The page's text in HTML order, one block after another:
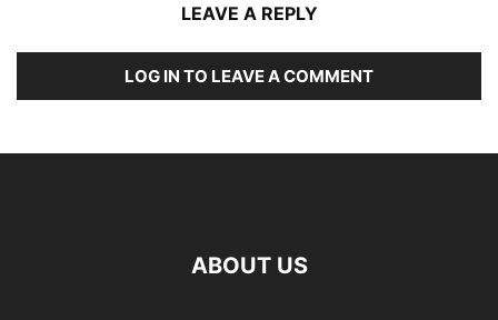
LEAVE A REPLY
LOG IN TO LEAVE A COMMENT
ABOUT US